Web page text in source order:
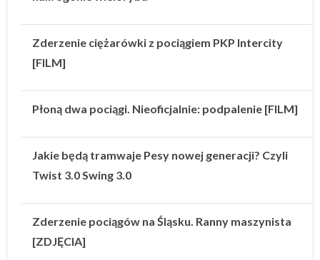
Zderzenie ciężarówki z pociągiem PKP Intercity
[FILM]
Płoną dwa pociągi. Nieoficjalnie: podpalenie [FILM]
Jakie będą tramwaje Pesy nowej generacji? Czyli
Twist 3.0 Swing 3.0
Zderzenie pociągów na Śląsku. Ranny maszynista
[ZDJĘCIA]